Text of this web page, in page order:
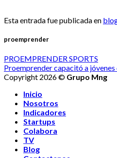
Esta entrada fue publicada en
proemprender
PROEMPRENDER SPORTS
Proemprender capacitó a
Copyright 2026 © Grupo Mng
Inicio
Nosotros
Indicadores
Startups
Colabora
TV
Blog